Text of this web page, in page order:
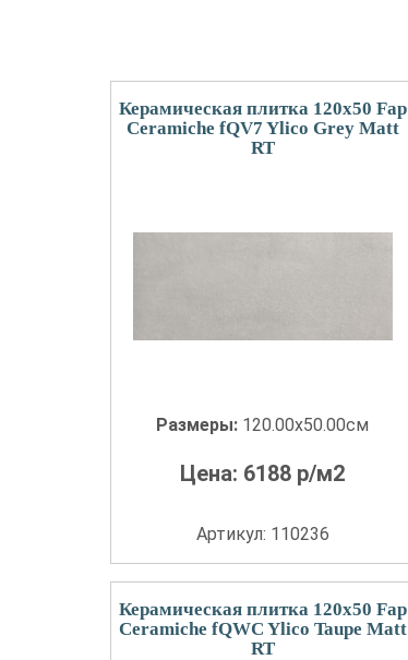
Керамическая плитка 120x50 Fap
Ceramiche fQV7 Ylico Grey Matt
RT
Размеры: 120.00x50.00см
Цена: 6188 р/м2
Артикул: 110236
Керамическая плитка 120x50 Fap
Ceramiche fQWC Ylico Taupe Matt
RT